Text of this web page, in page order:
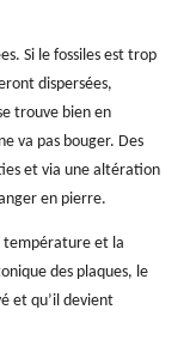
Si le fossiles est trop
dispersées,
trouve bien en
va pas bouger. Des
et via une altération
en pierre.
température et la
des plaques, le
et qu’il devient